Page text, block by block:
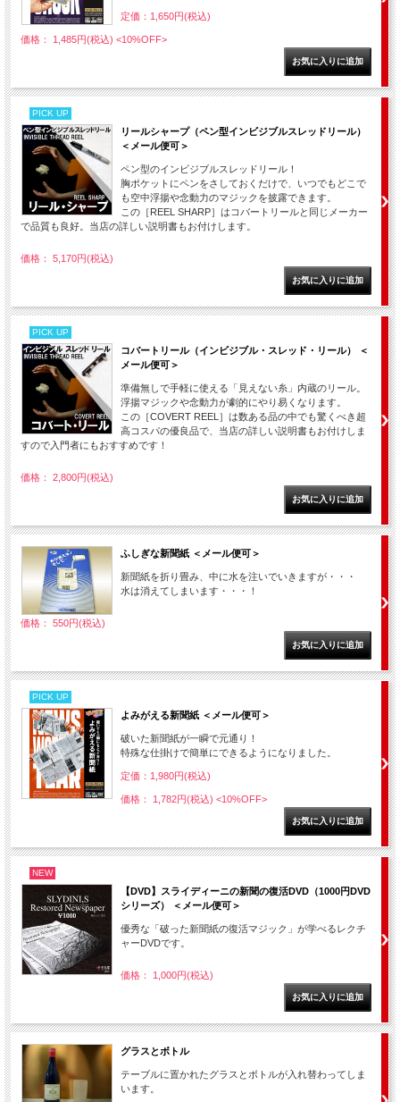
定価：1,650円(税込)
価格： 1,485円(税込) <10%OFF>
PICK UP
リールシャープ（ペン型インビジブルスレッドリール）
＜メール便可＞
ペン型のインビジブルスレッドリール！
胸ポケットにペンをさしておくだけで、いつでもどこで
も空中浮揚や念動力のマジックを披露できます。
この［REEL SHARP］はコバートリールと同じメーカー
で品質も良好。当店の詳しい説明書もお付けします。
価格： 5,170円(税込)
PICK UP
コバートリール（インビジブル・スレッド・リール） ＜
メール便可＞
準備無しで手軽に使える「見えない糸」内蔵のリール。
浮揚マジックや念動力が劇的にやり易くなります。
この［COVERT REEL］は数ある品の中でも驚くべき超
高コスパの優良品で、当店の詳しい説明書もお付けしま
すので入門者にもおすすめです！
価格： 2,800円(税込)
ふしぎな新聞紙 ＜メール便可＞
新聞紙を折り畳み、中に水を注いでいきますが・・・
水は消えてしまいます・・・！
価格： 550円(税込)
PICK UP
よみがえる新聞紙 ＜メール便可＞
破いた新聞紙が一瞬で元通り！
特殊な仕掛けで簡単にできるようになりました。
定価：1,980円(税込)
価格： 1,782円(税込) <10%OFF>
NEW
【DVD】スライディーニの新聞の復活DVD（1000円DVD
シリーズ） ＜メール便可＞
優秀な「破った新聞紙の復活マジック」が学べるレクチ
ャーDVDです。
価格： 1,000円(税込)
グラスとボトル
テーブルに置かれたグラスとボトルが入れ替わってしま
います。